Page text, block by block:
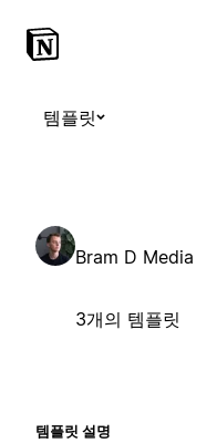
템플릿
Bram D Media
3개의 템플릿
템플릿 설명